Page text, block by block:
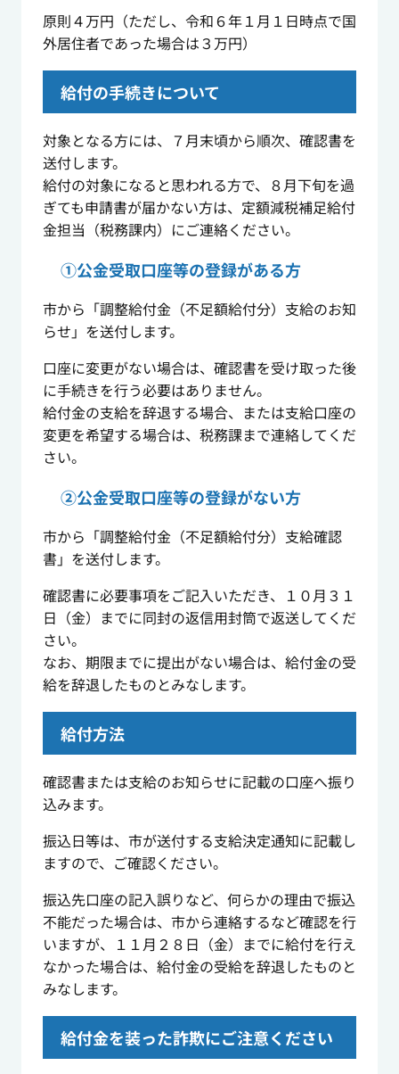
原則４万円（ただし、令和６年１月１日時点で国
外居住者であった場合は３万円）
給付の手続きについて
対象となる方には、７月末頃から順次、確認書を
送付します。
給付の対象になると思われる方で、８月下旬を過
ぎても申請書が届かない方は、定額減税補足給付
金担当（税務課内）にご連絡ください。
①公金受取口座等の登録がある方
市から「調整給付金（不足額給付分）支給のお知
らせ」を送付します。
口座に変更がない場合は、確認書を受け取った後
に手続きを行う必要はありません。
給付金の支給を辞退する場合、または支給口座の
変更を希望する場合は、税務課まで連絡してくだ
さい。
②公金受取口座等の登録がない方
市から「調整給付金（不足額給付分）支給確認
書」を送付します。
確認書に必要事項をご記入いただき、１０月３１
日（金）までに同封の返信用封筒で返送してくだ
さい。
なお、期限までに提出がない場合は、給付金の受
給を辞退したものとみなします。
給付方法
確認書または支給のお知らせに記載の口座へ振り
込みます。
振込日等は、市が送付する支給決定通知に記載し
ますので、ご確認ください。
振込先口座の記入誤りなど、何らかの理由で振込
不能だった場合は、市から連絡するなど確認を行
いますが、１１月２８日（金）までに給付を行え
なかった場合は、給付金の受給を辞退したものと
みなします。
給付金を装った詐欺にご注意ください